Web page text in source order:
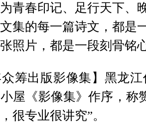
为青春印记、足行天下、
集的每一篇诗文，都是
照片，都是一段刻骨铭
众筹出版影像集】黑龙
屋《影像集》作序，称
很专业很讲究”。